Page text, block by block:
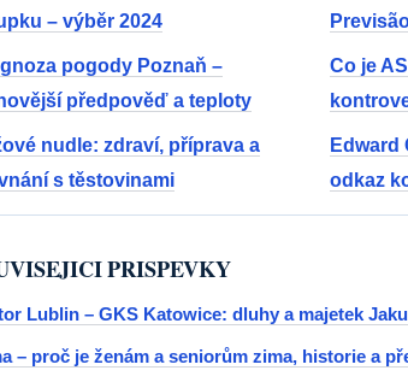
– výběr 2024
pogody Poznaň –
předpověď a teploty
Co je
nudle: zdraví, příprava a
s těstovinami
Edward
odkaz
PRISPEVKY
Lublin – GKS Katowice: dluhy a majetek
– proč je ženám a seniorům zima, historie a